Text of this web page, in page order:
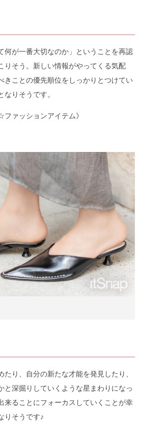
何が一番大切なのか」ということを再認
りそう。新しい情報がやってくる気配
きことの優先順位をしっかりとつけてい
なりそうです。
ァッションアイテム》
り、自分の新たな才能を発見したり、
と深掘りしていくような星まわりになっ
来ることにフォーカスしていくことが幸
りそうです♪